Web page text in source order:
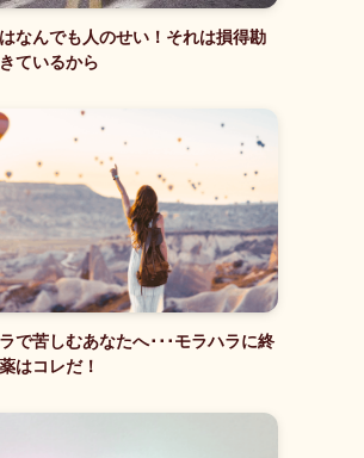
なんでも人のせい！それは損得勘
ているから
で苦しむあなたへ･･･モラハラに終
はコレだ！